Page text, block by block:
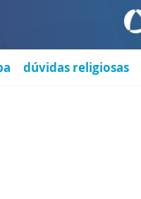
dúvidas religiosas